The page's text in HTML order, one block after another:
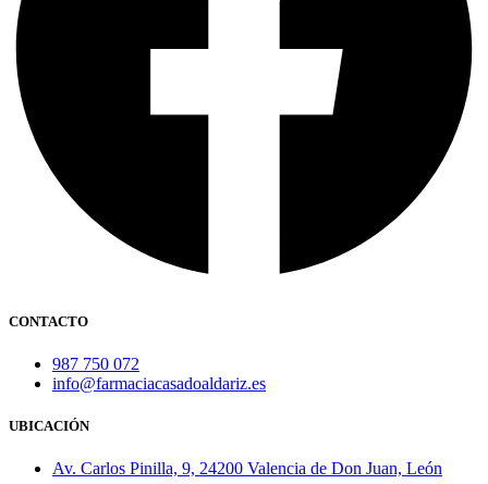
CONTACTO
987 750 072
info@farmaciacasadoaldariz.es
UBICACIÓN
Av. Carlos Pinilla, 9, 24200 Valencia de Don Juan, León